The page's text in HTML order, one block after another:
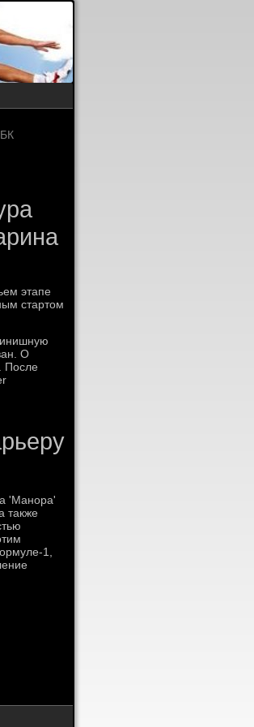
этапе
стартοм
О
После
'Манοра'
также
1,